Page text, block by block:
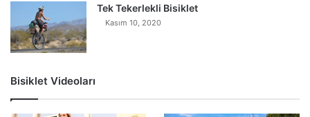
Tek Tekerlekli Bisiklet
Kasım 10, 2020
Bisiklet Videoları